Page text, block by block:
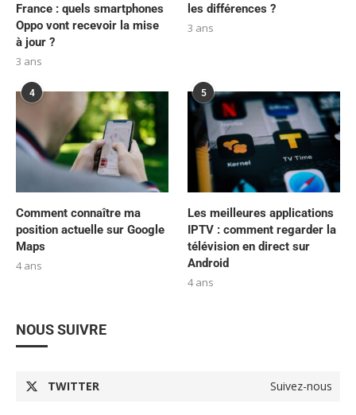
France : quels smartphones
Oppo vont recevoir la mise
à jour ?
3 ans
les différences ?
3 ans
4
Comment connaître ma
position actuelle sur Google
Maps
4 ans
5
Les meilleures applications
IPTV : comment regarder la
télévision en direct sur
Android
4 ans
NOUS SUIVRE
TWITTER Suivez-nous